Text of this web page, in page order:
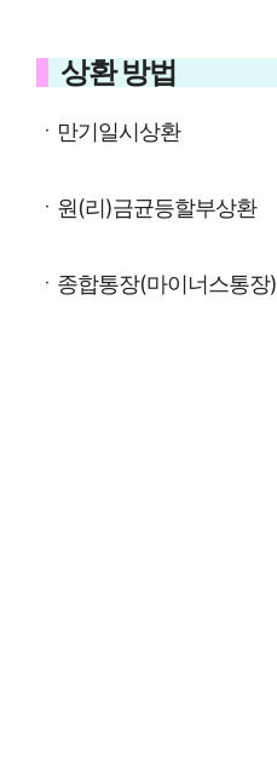
상환 방법
ㆍ만기일시상환
ㆍ원(리)금균등할부상환
ㆍ종합통장(마이너스통장)